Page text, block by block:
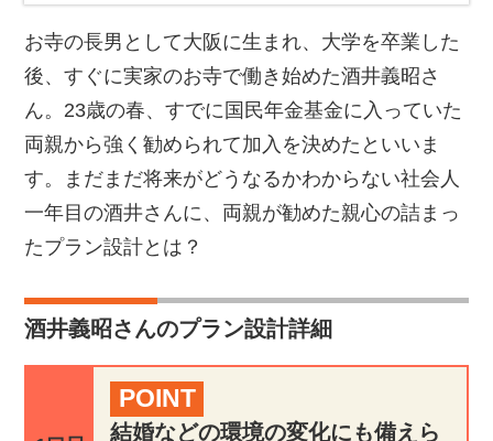
お寺の長男として大阪に生まれ、大学を卒業した
後、すぐに実家のお寺で働き始めた酒井義昭さ
ん。23歳の春、すでに国民年金基金に入っていた
両親から強く勧められて加入を決めたといいま
す。まだまだ将来がどうなるかわからない社会人
一年目の酒井さんに、両親が勧めた親心の詰まっ
たプラン設計とは？
酒井義昭さんのプラン設計詳細
POINT
結婚などの環境の変化にも備えら